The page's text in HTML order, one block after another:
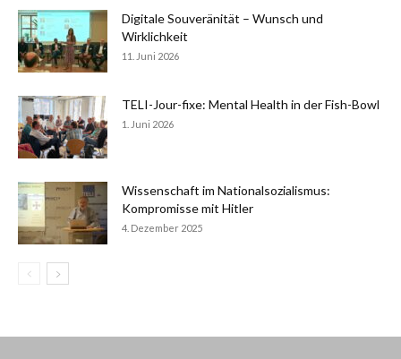
Digitale Souveränität – Wunsch und
Wirklichkeit
11. Juni 2026
TELI-Jour-fixe: Mental Health in der Fish-Bowl
1. Juni 2026
Wissenschaft im Nationalsozialismus:
Kompromisse mit Hitler
4. Dezember 2025